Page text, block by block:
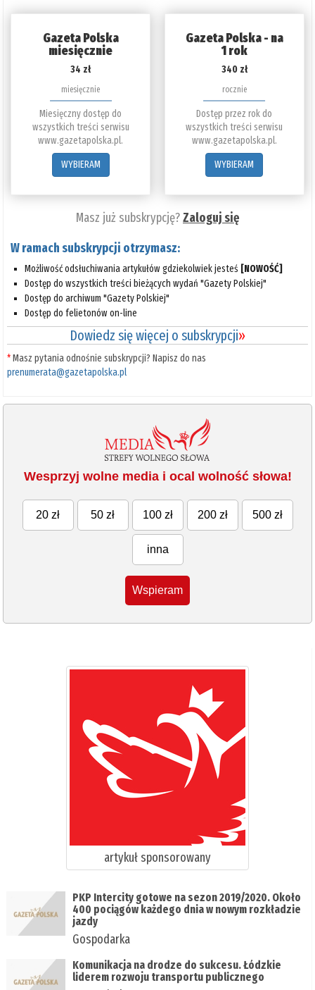
Gazeta Polska
miesięcznie
34 zł
miesięcznie
Miesięczny dostęp do
wszystkich treści serwisu
www.gazetapolska.pl.
WYBIERAM
Gazeta Polska - na
1 rok
340 zł
rocznie
Dostęp przez rok do
wszystkich treści serwisu
www.gazetapolska.pl.
WYBIERAM
Masz już subskrypcję?Zaloguj się
W ramach subskrypcji otrzymasz:
Możliwość odsłuchiwania artykułów gdziekolwiek jesteś [NOWOŚĆ]
Dostęp do wszystkich treści bieżących wydań "Gazety Polskiej"
Dostęp do archiwum "Gazety Polskiej"
Dostęp do felietonów on-line
Dowiedz się więcej o subskrypcji»
*Masz pytania odnośnie subskrypcji? Napisz do nas
prenumerata@gazetapolska.pl
Wesprzyj wolne media i ocal wolność słowa!
20 zł 50 zł 100 zł 200 zł 500 zł
inna
Wspieram
artykuł sponsorowany
PKP Intercity gotowe na sezon 2019/2020. Około
400 pociągów każdego dnia w nowym rozkładzie
jazdy
Gospodarka
Komunikacja na drodze do sukcesu. Łódzkie
liderem rozwoju transportu publicznego